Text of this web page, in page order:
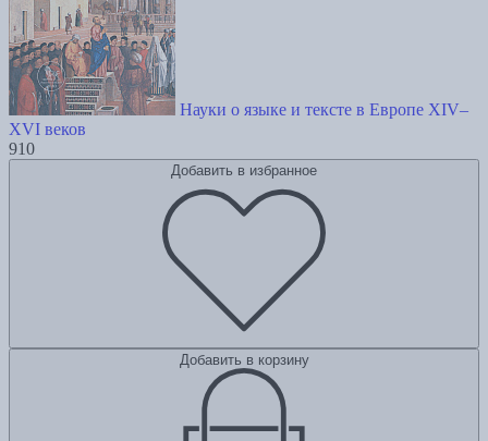
Науки о языке и тексте в Европе XIV–
XVI веков
910
Добавить в избранное
Добавить в корзину